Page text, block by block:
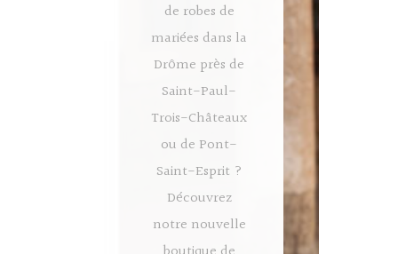
de robes de
mariées dans la
Drôme près de
Saint-Paul-
Trois-Châteaux
ou de Pont-
Saint-Esprit ?
Découvrez
notre nouvelle